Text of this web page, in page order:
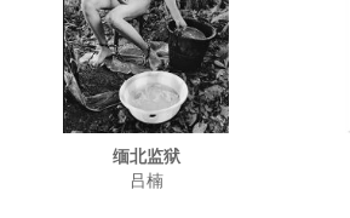
缅北监狱
吕楠